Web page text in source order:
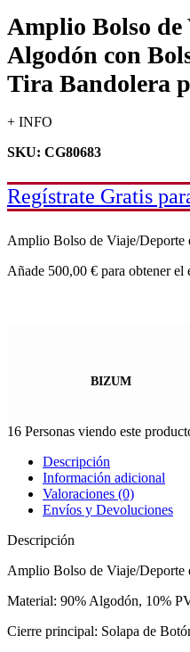
Amplio Bolso de
Algodón con
Tira Bandolera
+ INFO
SKU: CG80683
Regístrate Gratis
Amplio Bolso de Viaje/Deporte
Añade 500,00 € para obtener el
BIZUM
16 Personas viendo este
Descripción
Información adicional
Valoraciones (0)
Envíos y Devoluciones
Descripción
Amplio Bolso de Viaje/Deporte
Material: 90% Algodón, 10%
Cierre principal: Solapa de